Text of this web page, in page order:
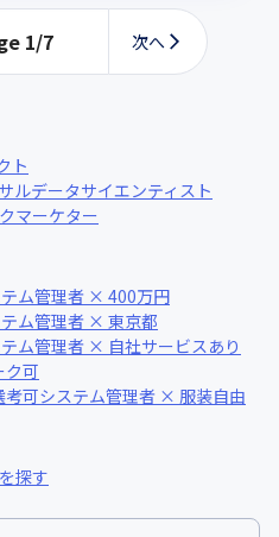
1/7 次へ
ト
ルデータサイエンティスト
マーケター
ム管理者 × 400万円
ム管理者 × 東京都
ム管理者 × 自社サービスあり
可
可システム管理者 × 服装自由
探す